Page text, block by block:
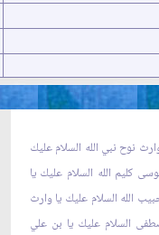
نوح نبي الله السلام عليك
كليم الله السلام عليك يا
الله السلام عليك يا وارث
السلام عليك يا بن علي